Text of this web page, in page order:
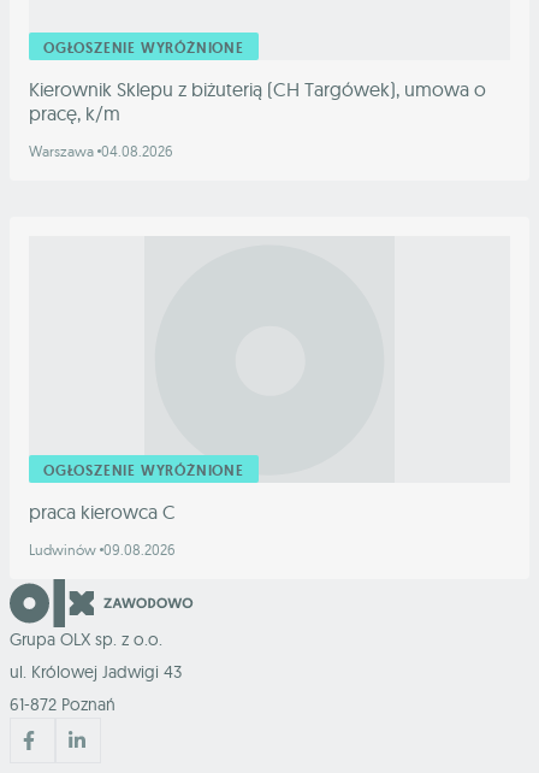
OGŁOSZENIE WYRÓŻNIONE
Kierownik Sklepu z biżuterią (CH Targówek), umowa o
pracę, k/m
Warszawa 04.08.2026
OGŁOSZENIE WYRÓŻNIONE
praca kierowca C
Ludwinów 09.08.2026
Grupa OLX sp. z o.o.
ul. Królowej Jadwigi 43
61-872 Poznań